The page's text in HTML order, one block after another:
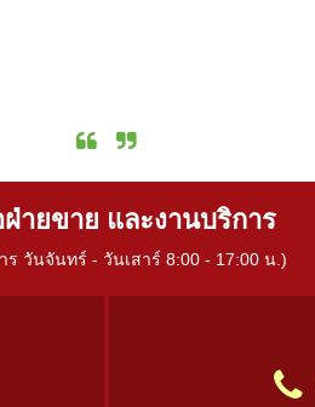
ายขาย และงานบริการ
ร วันจันทร์ - วันเสาร์ 8:00 - 17:00 น.)